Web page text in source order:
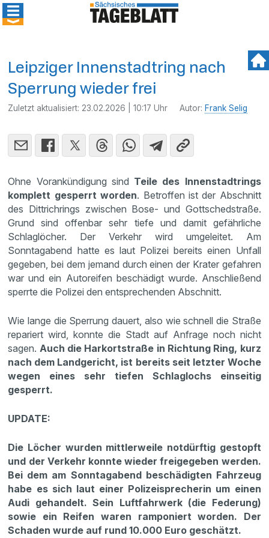
Leipziger Innenstadtring nach
Sperrung wieder frei
Zuletzt aktualisiert: 23.02.2026 | 10:17 Uhr Autor: Frank Selig
Ohne Vorankündigung sind Teile des Innenstadtrings
komplett gesperrt worden. Betroffen ist der Abschnitt
des Dittrichrings zwischen Bose- und Gottschedstraße.
Grund sind offenbar sehr tiefe und damit gefährliche
Schlaglöcher. Der Verkehr wird umgeleitet. Am
Sonntagabend hatte es laut Polizei bereits einen Unfall
gegeben, bei dem jemand durch einen der Krater gefahren
war und ein Autoreifen beschädigt wurde. Anschließend
sperrte die Polizei den entsprechenden Abschnitt.
Wie lange die Sperrung dauert, also wie schnell die Straße
repariert wird, konnte die Stadt auf Anfrage noch nicht
sagen. Auch die Harkortstraße in Richtung Ring, kurz
nach dem Landgericht, ist bereits seit letzter Woche
wegen eines sehr tiefen Schlaglochs einseitig
gesperrt.
UPDATE:
Die Löcher wurden mittlerweile notdürftig gestopft
und der Verkehr konnte wieder freigegeben werden.
Bei dem am Sonntagabend beschädigten Fahrzeug
habe es sich laut einer Polizeisprecherin um einen
Audi gehandelt. Sein Luftfahrwerk (die Federung)
sowie ein Reifen waren ramponiert worden. Der
Schaden wurde auf rund 10.000 Euro geschätzt.